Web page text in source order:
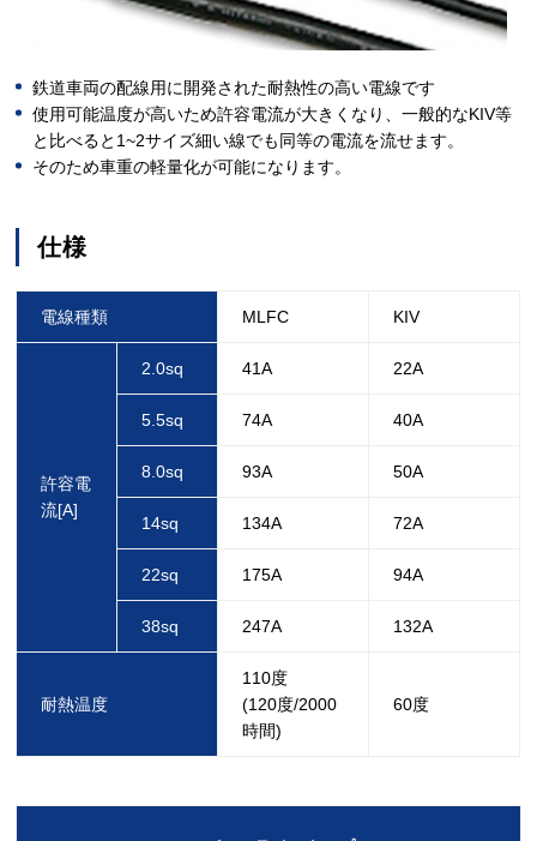
鉄道車両の配線用に開発された耐熱性の高い電線です
使用可能温度が高いため許容電流が大きくなり、一般的なKIV等
と比べると1~2サイズ細い線でも同等の電流を流せます。
そのため車重の軽量化が可能になります。
仕様
電線種類 MLFC KIV
許容電
流[A]
2.0sq 41A 22A
5.5sq 74A 40A
8.0sq 93A 50A
14sq 134A 72A
22sq 175A 94A
38sq 247A 132A
耐熱温度
110度
(120度/2000
時間)
60度